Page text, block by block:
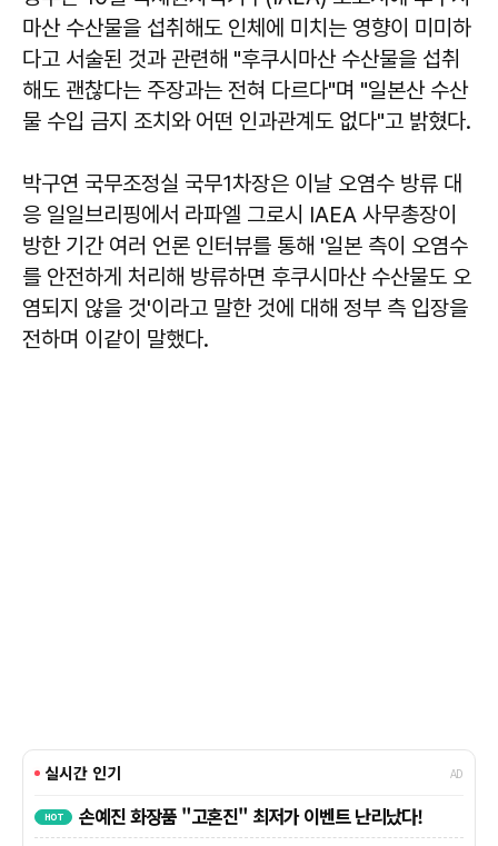
마산 수산물을 섭취해도 인체에 미치는 영향이 미미하
다고 서술된 것과 관련해 "후쿠시마산 수산물을 섭취
해도 괜찮다는 주장과는 전혀 다르다"며 "일본산 수산
물 수입 금지 조치와 어떤 인과관계도 없다"고 밝혔다.
박구연 국무조정실 국무1차장은 이날 오염수 방류 대
응 일일브리핑에서 라파엘 그로시 IAEA 사무총장이
방한 기간 여러 언론 인터뷰를 통해 '일본 측이 오염수
를 안전하게 처리해 방류하면 후쿠시마산 수산물도 오
염되지 않을 것'이라고 말한 것에 대해 정부 측 입장을
전하며 이같이 말했다.